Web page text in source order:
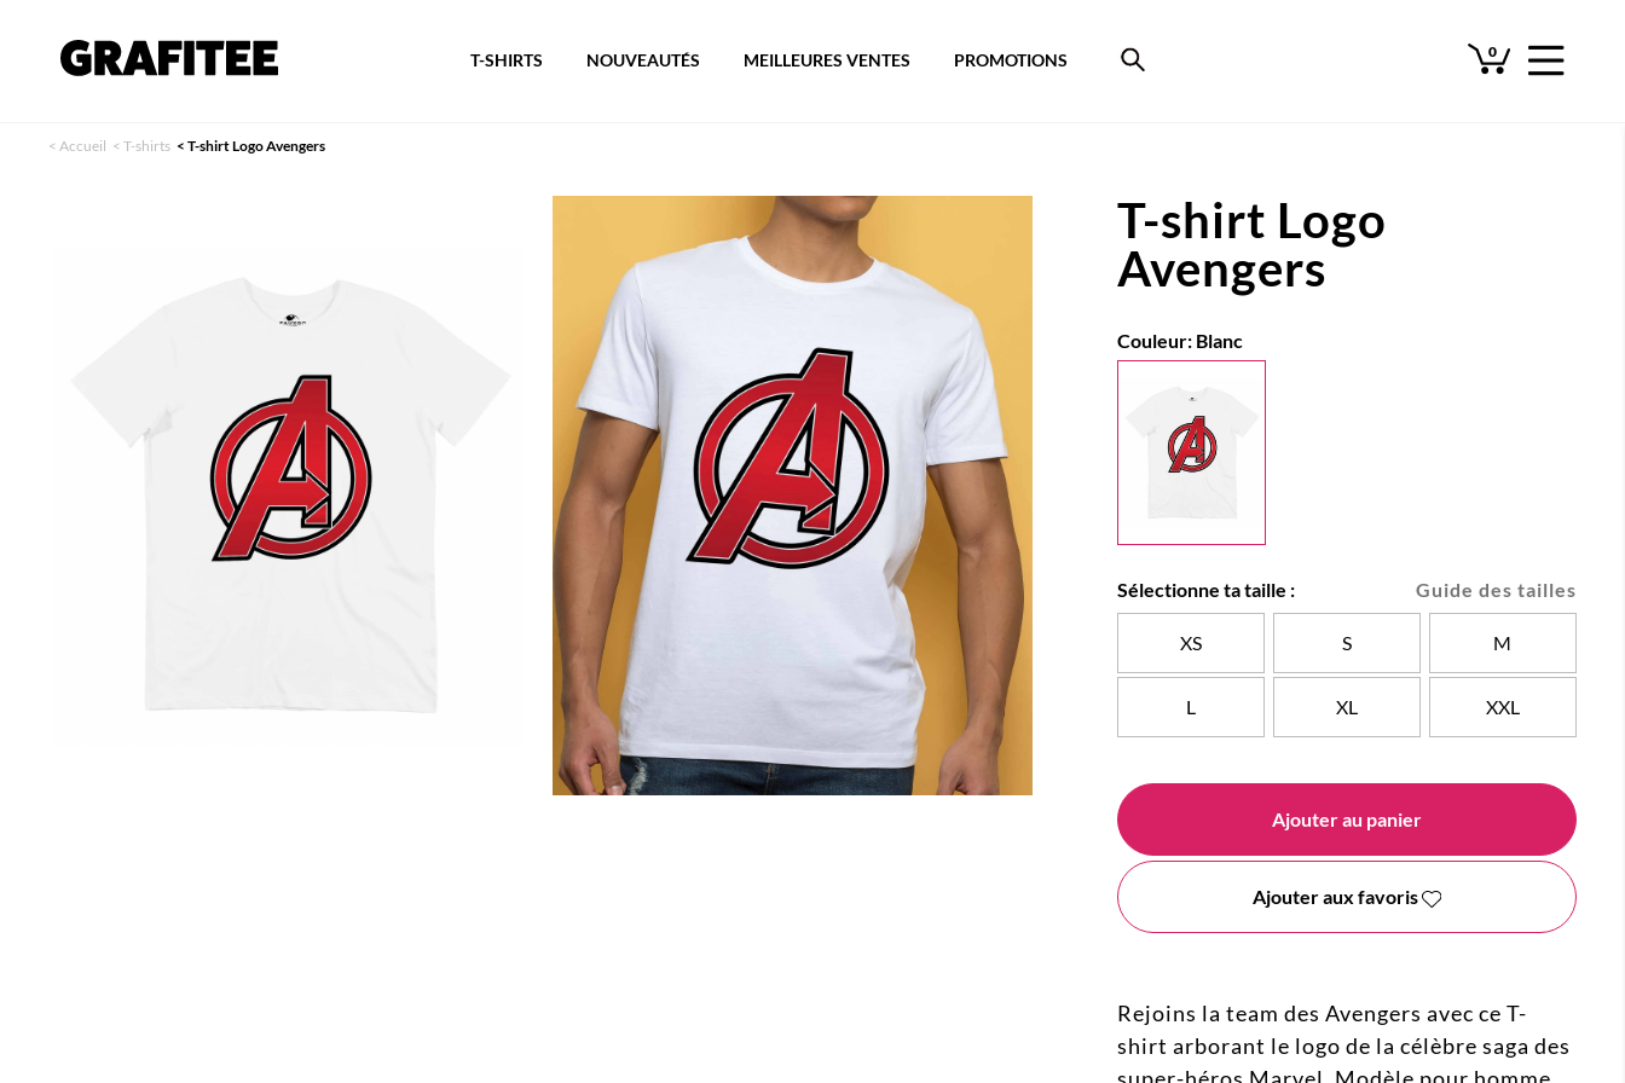
0
T-SHIRTS NOUVEAUTÉS MEILLEURES VENTES PROMOTIONS
< Accueil < T-shirts < T-shirt Logo Avengers
T-shirt Logo
Avengers
Couleur: Blanc
Guide des tailles
Sélectionne ta taille :
XS S M
L XL XXL
Ajouter au panier
Ajouter aux favoris
Rejoins la team des Avengers avec ce T-
shirt arborant le logo de la célèbre saga des